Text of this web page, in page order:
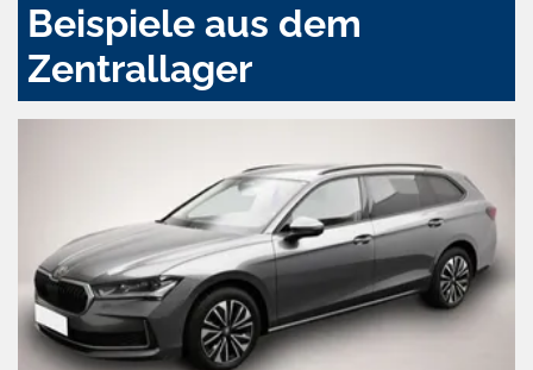
Beispiele aus dem
Zentrallager